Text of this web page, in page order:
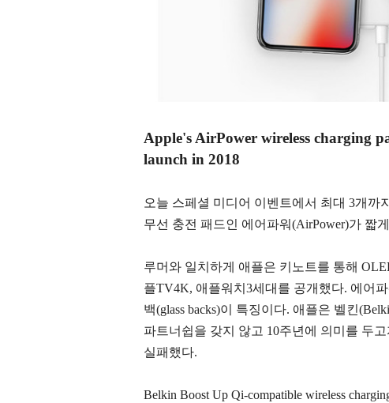
Apple's AirPower wireless charging
launch in 2018
오늘 스페셜 미디어 이벤트에서 최대 3개까
무선 충전 패드인 에어파워(AirPower)가 짧
루머와 일치하게 애플은 키노트를 통해
플TV4K, 애플워치3세대를 공개했다. 에어
백(glass backs)이 특징이다. 애플은 벨킨
파트너쉽을 갖지 않고 10주년에 의미를 두
실패했다.
Belkin Boost Up Qi-compatible wireless